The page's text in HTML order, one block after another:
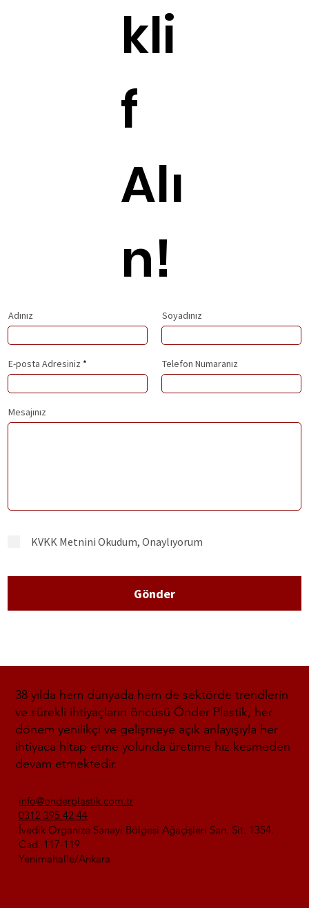
kli
f
Alı
n!
Adınız Soyadınız
E-posta Adresiniz Telefon Numaranız
Mesajınız
Gönder
KVKK Metnini Okudum, Onaylıyorum
38 yılda hem dünyada hem de sektörde trendlerin
ve sürekli ihtiyaçların öncüsü Önder Plastik, her
dönem yenilikçi ve gelişmeye açık anlayışıyla her
ihtiyaca hitap etme yolunda üretime hız kesmeden
devam etmektedir.
info@onderplastik.com.tr
0312 395 42 44
İvedik Organize Sanayi Bölgesi Ağaçişleri San. Sit. 1354.
Cad. 117-119
Yenimahalle/Ankara